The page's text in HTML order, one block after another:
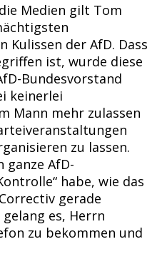
Medien gilt Tom
der AfD. Dass
ist, wurde diese
Bundesvorstand
keinerlei
Mann mehr zulassen
zu lassen.
ganze AfD-
habe, wie das
gerade
es, Herrn
zu bekommen und